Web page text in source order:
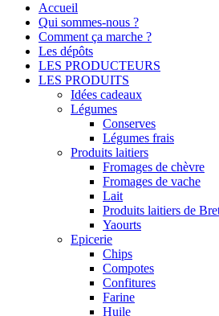
Accueil
Qui sommes-nous ?
Comment ça marche ?
Les dépôts
LES PRODUCTEURS
LES PRODUITS
Idées cadeaux
Légumes
Conserves
Légumes frais
Produits laitiers
Fromages de chèvre
Fromages de vache
Lait
Produits laitiers de
Yaourts
Epicerie
Chips
Compotes
Confitures
Farine
Huile